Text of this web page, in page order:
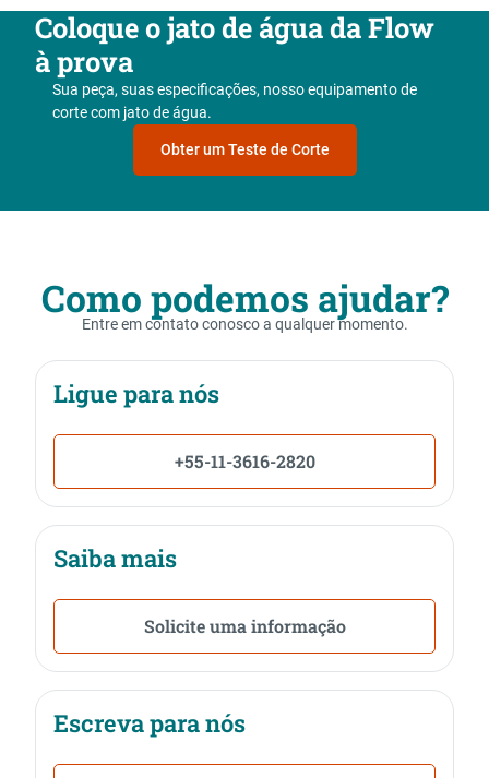
Coloque o jato de água da Flow
à prova
Sua peça, suas especificações, nosso equipamento de
corte com jato de água.
Obter um Teste de Corte
Como podemos ajudar?
Entre em contato conosco a qualquer momento.
Ligue para nós
+55-11-3616-2820
Saiba mais
Solicite uma informação
Escreva para nós